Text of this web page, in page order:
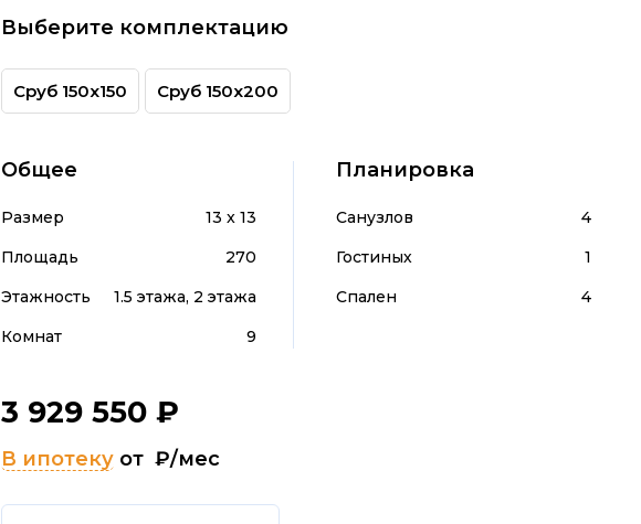
Выберите комплектацию
Сруб 150х150 Сруб 150х200
Общее
Размер
13 x 13
Площадь
270
Этажность
1.5 этажа, 2 этажа
Комнат
9
Планировка
Санузлов
4
Гостиных
1
Спален
4
3 929 550 ₽
В ипотеку от ₽/мес